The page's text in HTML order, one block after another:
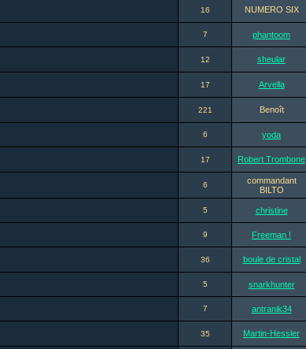
16 NUMERO SIX
7 phantoom
12 sheular
17 Arvella
221 Benoît
6 yoda
17 Robert Trombone
6
commandant
BILTO
5 christine
9 Freeman !
36 boule de cristal
5 snarkhunter
7 antranik34
35 Martin-Hessler